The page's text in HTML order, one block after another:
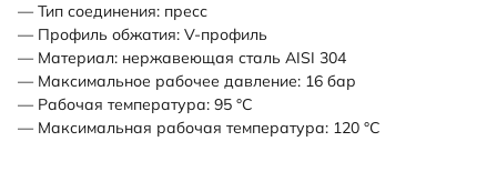
— Тип соединения: пресс
— Профиль обжатия: V-профиль
— Материал: нержавеющая сталь AISI 304
— Максимальное рабочее давление: 16 бар
— Рабочая температура: 95 °С
— Максимальная рабочая температура: 120 °С